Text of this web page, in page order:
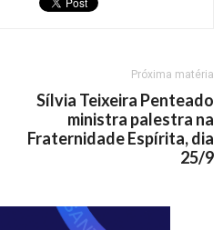
Próxima matéria
Sílvia Teixeira Penteado
ministra palestra na
Fraternidade Espírita, dia
25/9